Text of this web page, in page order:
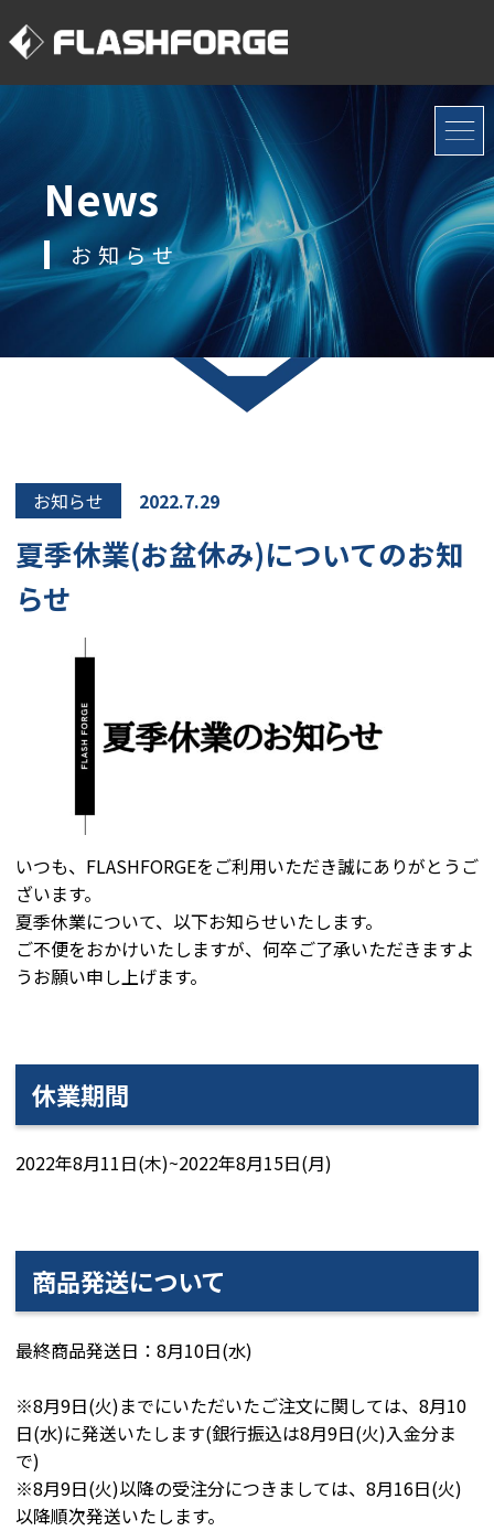
News
お知らせ
お知らせ 2022.7.29
夏季休業(お盆休み)についてのお知
らせ
いつも、FLASHFORGEをご利用いただき誠にありがとうご
ざいます。
夏季休業について、以下お知らせいたします。
ご不便をおかけいたしますが、何卒ご了承いただきますよ
うお願い申し上げます。
休業期間
2022年8月11日(木)~2022年8月15日(月)
商品発送について
最終商品発送日：8月10日(水)
※8月9日(火)までにいただいたご注文に関しては、8月10
日(水)に発送いたします(銀行振込は8月9日(火)入金分ま
で)
※8月9日(火)以降の受注分につきましては、8月16日(火)
以降順次発送いたします。